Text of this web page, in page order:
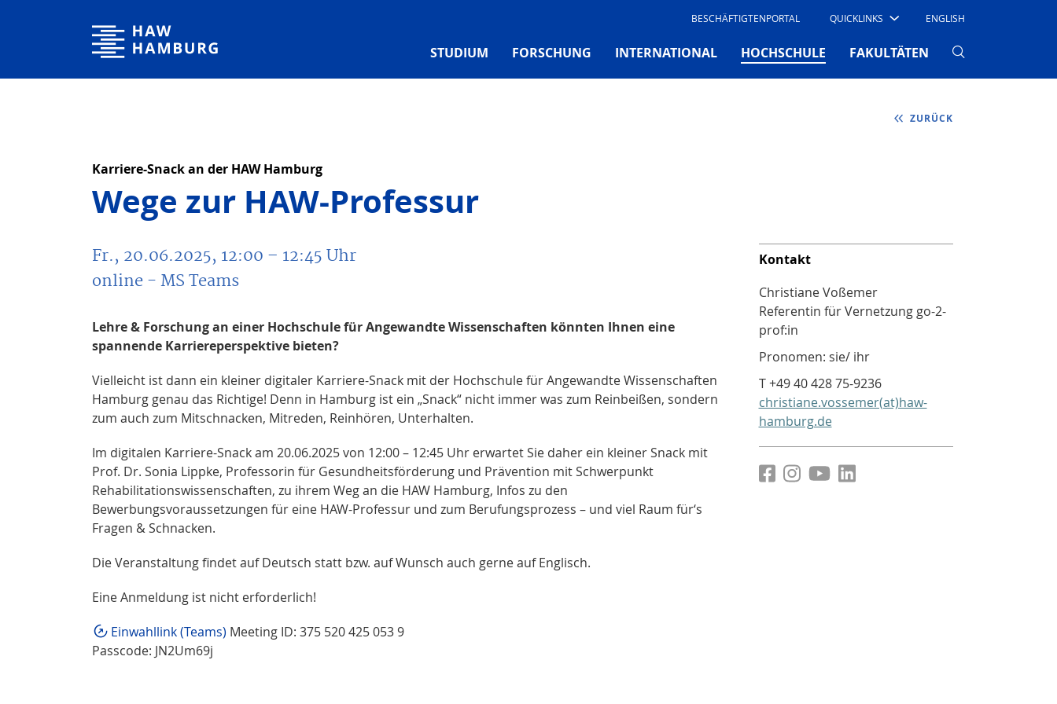
Hochschule für Angewandte Wissenschaften Hamburg BESCHÄFTIGTENPORTAL QUICKLINKS ENGLISH
STUDIUM FORSCHUNG INTERNATIONAL HOCHSCHULE (CURRENT)
FAKULTÄTEN
ZURÜCK
Karriere-Snack an der HAW Hamburg
Wege zur HAW-Professur
Fr., 20.06.2025, 12:00 – 12:45Uhr
online - MS Teams
Lehre & Forschung an einer Hochschule für Angewandte Wissenschaften könnten Ihnen eine
spannende Karriereperspektive bieten?
Vielleicht ist dann ein kleiner digitaler Karriere-Snack mit der Hochschule für Angewandte Wissenschaften
Hamburg genau das Richtige! Denn in Hamburg ist ein „Snack“ nicht immer was zum Reinbeißen, sondern
zum auch zum Mitschnacken, Mitreden, Reinhören, Unterhalten.
Im digitalen Karriere-Snack am 20.06.2025 von 12:00 – 12:45 Uhr erwartet Sie daher ein kleiner Snack mit
Prof. Dr. Sonia Lippke, Professorin für Gesundheitsförderung und Prävention mit Schwerpunkt
Rehabilitationswissenschaften, zu ihrem Weg an die HAW Hamburg, Infos zu den
Bewerbungsvoraussetzungen für eine HAW-Professur und zum Berufungsprozess – und viel Raum für‘s
Fragen & Schnacken.
Die Veranstaltung findet auf Deutsch statt bzw. auf Wunsch auch gerne auf Englisch.
Eine Anmeldung ist nicht erforderlich!
Einwahllink (Teams) Meeting ID: 375 520 425 053 9
Passcode: JN2Um69j
Kontakt
Christiane Voßemer
Referentin für Vernetzung go-2-
prof:in
Pronomen: sie/ ihr
T +49 40 428 75-9236
christiane.vossemer(at)haw-
hamburg.de